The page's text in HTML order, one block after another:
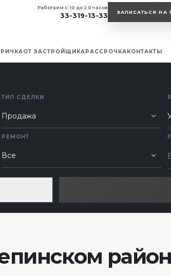
ОТ ЗАСТРОЙЩИКАРАССРОЧКАКОНТАКТЫ
Работаем с 10 до 20 часов
33-319-13-33 ЗАПИСАТЬСЯ НА
ТИП СДЕЛКИ
РЕМОНТ